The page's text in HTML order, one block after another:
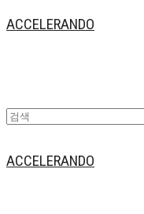
ACCELERANDO
ACCELERANDO